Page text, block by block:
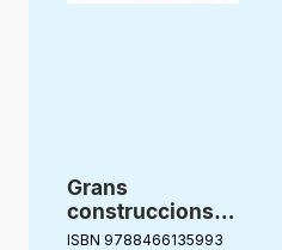
Grans
construccions
amb moviment
ISBN 9788466135993